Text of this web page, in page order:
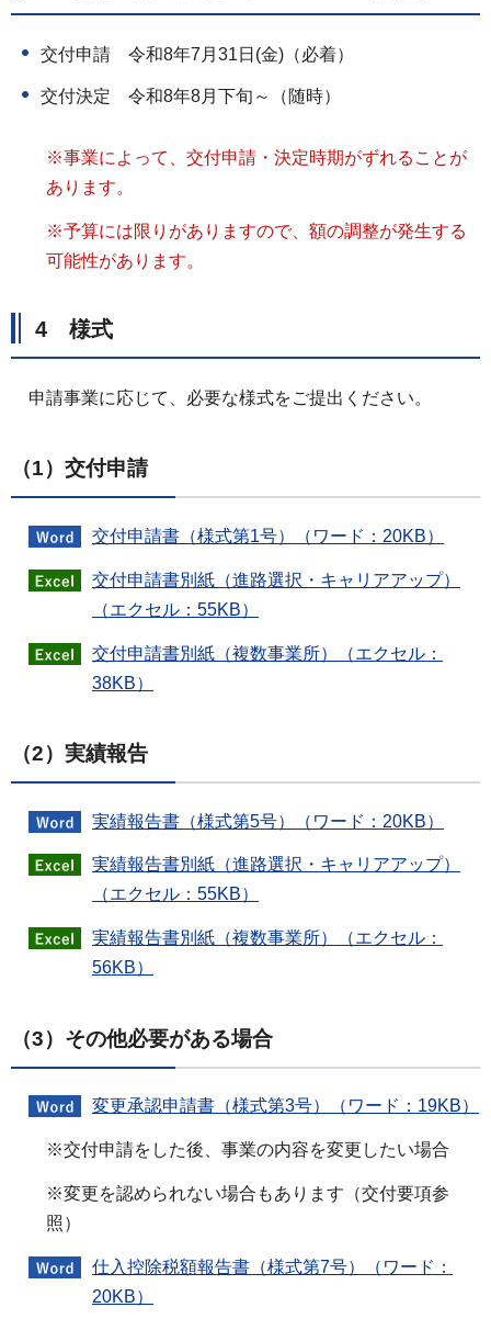
交付申請 令和8年7月31日(金)（必着）
交付決定 令和8年8月下旬～（随時）
※事業によって、交付申請・決定時期がずれることが
あります。
※予算には限りがありますので、額の調整が発生する
可能性があります。
4 様式
申請事業に応じて、必要な様式をご提出ください。
（1）交付申請
交付申請書（様式第1号）（ワード：20KB）
交付申請書別紙（進路選択・キャリアアップ）
（エクセル：55KB）
交付申請書別紙（複数事業所）（エクセル：
38KB）
（2）実績報告
実績報告書（様式第5号）（ワード：20KB）
実績報告書別紙（進路選択・キャリアアップ）
（エクセル：55KB）
実績報告書別紙（複数事業所）（エクセル：
56KB）
（3）その他必要がある場合
変更承認申請書（様式第3号）（ワード：19KB）
※交付申請をした後、事業の内容を変更したい場合
※変更を認められない場合もあります（交付要項参
照）
仕入控除税額報告書（様式第7号）（ワード：
20KB）